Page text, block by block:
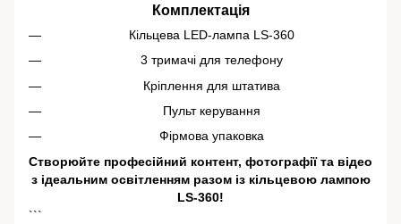
Комплектація
Кільцева LED-лампа LS-360
3 тримачі для телефону
Кріплення для штатива
Пульт керування
Фірмова упаковка
Створюйте професійний контент, фотографії та відео
з ідеальним освітленням разом із кільцевою лампою
LS-360!
```